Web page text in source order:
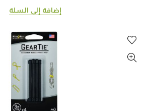
إضافة إلى السلة